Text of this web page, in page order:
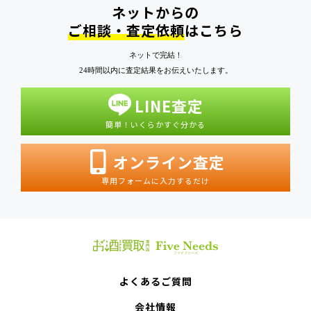
ネットからの
ご相談・査定依頼はこちら
ネットで完結！
24時間以内に査定結果をお伝えいたします。
LINE査定
簡単！いくらかすぐ分かる
オンライン査定
専用フォームに入力するだけ
よくあるご質問
会社情報